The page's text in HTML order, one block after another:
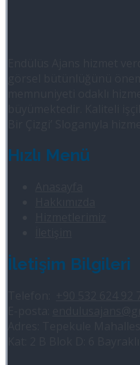
Hızlı Menü
İletişim Bilgileri